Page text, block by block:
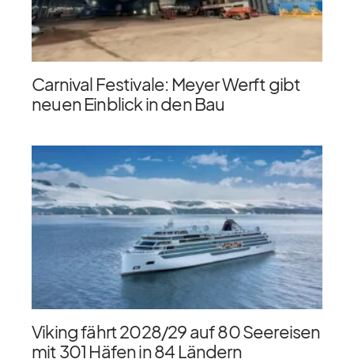
Carnival Festivale: Meyer Werft gibt
neuen Einblick in den Bau
Viking fährt 2028/​29 auf 80 Seereisen
mit 301 Häfen in 84 Ländern